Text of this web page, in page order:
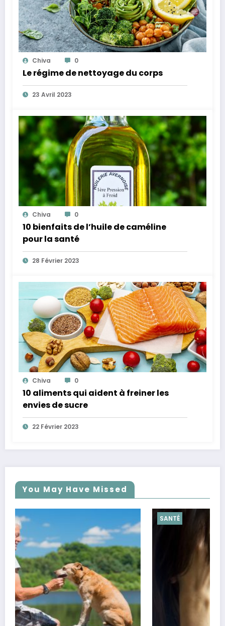
Chiva 0
Le régime de nettoyage du corps
23 Avril 2023
Chiva 0
10 bienfaits de l’huile de caméline
pour la santé
28 Février 2023
Chiva 0
10 aliments qui aident à freiner les
envies de sucre
22 Février 2023
You May Have Missed
SANTÉ